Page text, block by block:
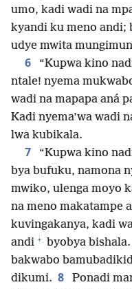
umo, kadi wadi na
kyandi ku meno andi;
udye mwita
6
“Kupwa kino
ntale! nyema
wadi na mapapa aná
Kadi nyema’wa wadi
lwa kubikala.
7
“Kupwa kino
bya bufuku, namona
mwiko, ulenga moyo
na meno makatampe
kuvingakanya, kadi
andi + byobya
bakwabo
dikumi. 8
Ponadi